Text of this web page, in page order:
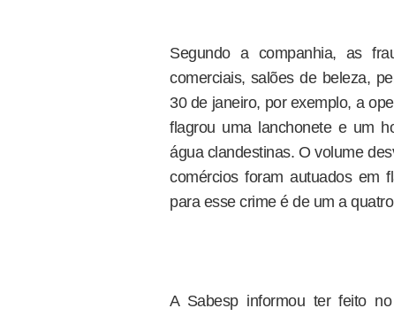
Segundo a companhia, as
comerciais, salões de beleza,
30 de janeiro, por exemplo, a
flagrou uma lanchonete e um
água clandestinas. O volume
comércios foram autuados em
para esse crime é de um a
A Sabesp informou ter feito